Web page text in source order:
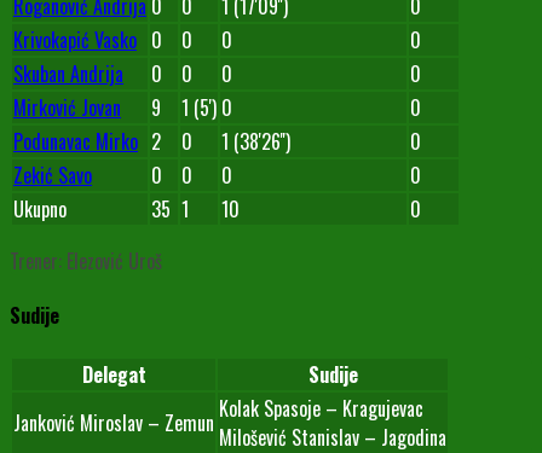
Roganović Andrija 0 0 1 (17'09'')
0
Krivokapić Vasko 0 0 0
0
Skuban Andrija
0 0 0
0
Mirković Jovan
9 1 (5') 0
0
Podunavac Mirko 2 0 1 (38'26'')
0
Zekić Savo
0 0 0
0
Ukupno
35 1 10
0
Trener: Elezović Uroš
Sudije
Delegat
Sudije
Janković Miroslav – Zemun Kolak Spasoje – Kragujevac
Milošević Stanislav – Jagodina